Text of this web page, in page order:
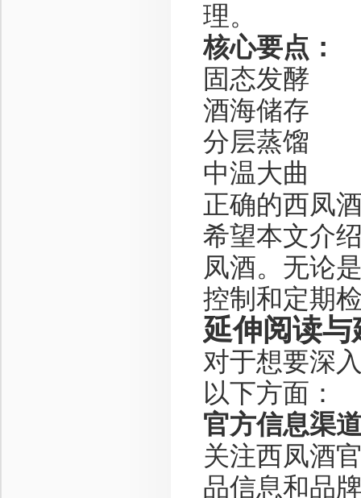
理。
核心要点：
固态发酵
酒海储存
分层蒸馏
中温大曲
正确的西凤
希望本文介
凤酒。无论
控制和定期
延伸阅读与
对于想要深
以下方面：
官方信息渠
关注西凤酒
品信息和品